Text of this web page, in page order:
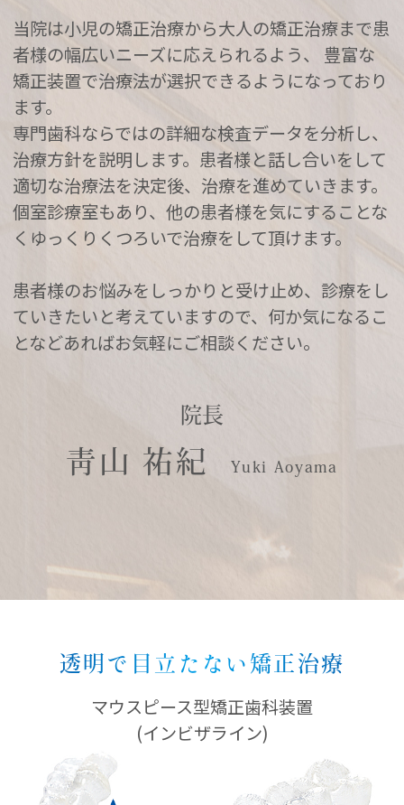
２０２３年９月６日（水）、９月７日（木）
は医院メンテナンスの為、休診となります。急
患対応は当院HP「患者様お問い合わせフォー
ム」からご連絡ください。
当院は小児の矯正治療から大人の矯正治療まで患
者様の幅広いニーズに応えられるよう、
豊富な
矯正装置で治療法が選択できるようになっており
ます。
専門歯科ならではの詳細な検査データを分析し、
治療方針を説明します。患者様と話し合いをして
適切な治療法を決定後、治療を進めていきます。
個室診療室もあり、他の患者様を気にすることな
くゆっくりくつろいで治療をして頂けます。
患者様のお悩みをしっかりと受け止め、診療をし
ていきたいと考えていますので、 何か気になるこ
となどあればお気軽にご相談ください。
院長
靑山 祐紀 Yuki Aoyama
透明で目立たない矯正治療
マウスピース型矯正歯科装置
(インビザライン)